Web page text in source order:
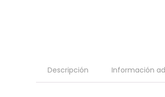
Descripción Información